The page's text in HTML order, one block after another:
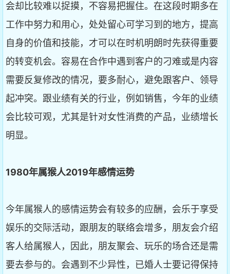
会却比较难以捉摸，不容易把握住。在这段时期多在
工作中努力和用心，处处留心可学习到的地方，提高
自身的价值和技能，才可以在时机明朗时先获得重要
的转变机会。容易在合作中遇到客户的刁难或是内容
需要反复修改的情况，要多耐心，避免跟客户、领导
起冲突。跟业绩有关的行业，例如销售，今年的业绩
会比较可观，尤其是针对女性消费的产品，业绩增长
明显。
1980年属猴人2019年感情运势
今年属猴人的感情运势会有较多的应酬，会乐于享受
娱乐的交际活动，跟朋友的联络会增多，朋友会介绍
客人给属猴人，因此，朋友聚会、玩乐的场合还是需
要去参与的。会遇到不少异性，已婚人士要记得保持